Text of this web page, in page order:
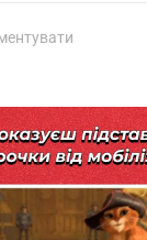
це
змін до